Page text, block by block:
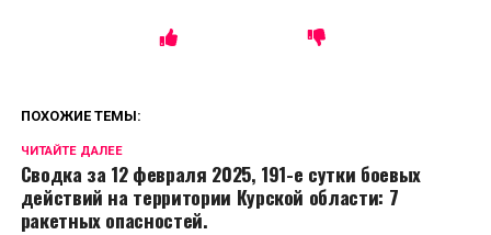
ПОХОЖИЕ ТЕМЫ:
ЧИТАЙТЕ ДАЛЕЕ
Сводка за 12 февраля 2025, 191-е сутки боевых
действий на территории Курской области: 7
ракетных опасностей.